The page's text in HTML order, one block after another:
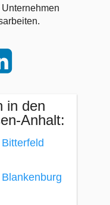
in den
Anhalt: